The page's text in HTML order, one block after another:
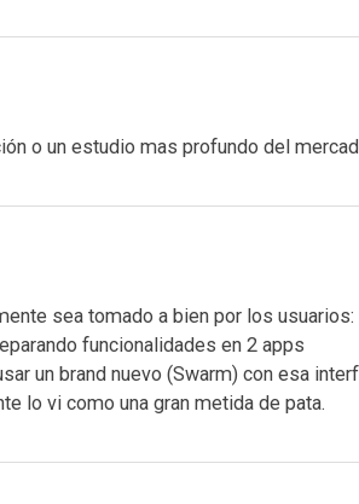
o un estudio mas profundo del
sea tomado a bien por los usuarios:
funcionalidades en 2 apps
un brand nuevo (Swarm) con esa
lo vi como una gran metida de pata.